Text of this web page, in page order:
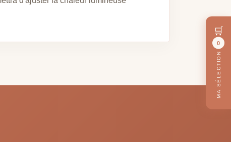
🛒
0
MA SÉLECTION